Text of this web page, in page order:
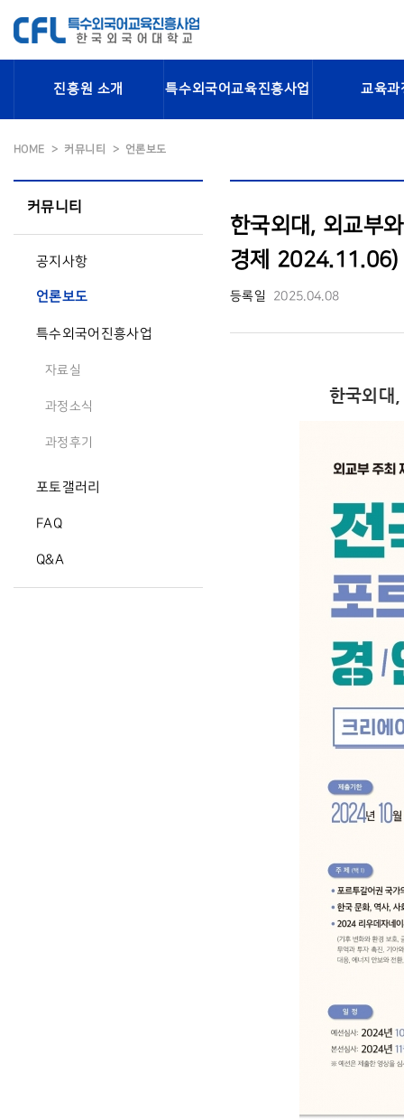
진흥원 소개 특수외국어교육진흥사업 교육과
HOME 커뮤니티 언론보도
커뮤니티
공지사항
언론보도
특수외국어진흥사업
자료실
과정소식
과정후기
포토갤러리
FAQ
Q&A
한국외대, 외교부
경제 2024.11.06)
등록일 2025.04.08
한국외대,